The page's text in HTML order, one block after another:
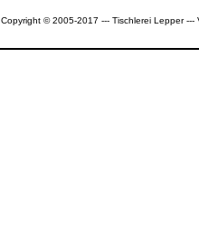
Copyright © 2005-2017 --- Tischlerei Lepper